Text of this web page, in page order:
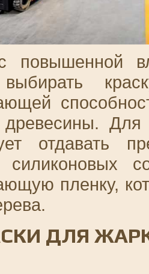
повышенной
древесины.
отдавать
пленку,
ДЛЯ